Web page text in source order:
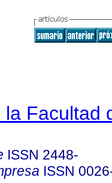
la Facultad
ISSN 2448-
ISSN